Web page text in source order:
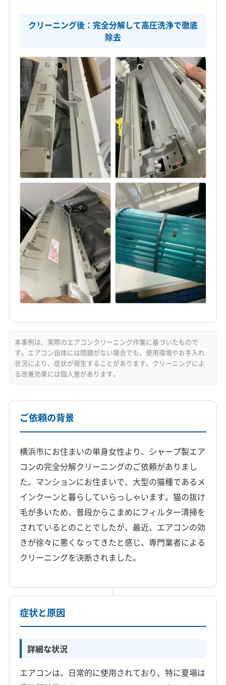
クリーニング後：完全分解して高圧洗浄で徹底
除去
本事例は、実際のエアコンクリーニング作業に基づいたもので
す。エアコン自体には問題がない場合でも、使用環境やお手入れ
状況により、症状が発生することがあります。クリーニングによ
る改善効果には個人差があります。
ご依頼の背景
横浜市にお住まいの単身女性より、シャープ製エア
コンの完全分解クリーニングのご依頼がありまし
た。マンションにお住まいで、大型の猫種であるメ
インクーンと暮らしていらっしゃいます。猫の抜け
毛が多いため、普段からこまめにフィルター清掃を
されているとのことでしたが、最近、エアコンの効
きが徐々に悪くなってきたと感じ、専門業者による
クリーニングを決断されました。
症状と原因
詳細な状況
エアコンは、日常的に使用されており、特に夏場は